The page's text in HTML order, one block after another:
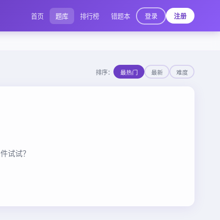
首页 题库 排行榜 错题本 登录 注册
排序： 最热门 最新 难度
试试？